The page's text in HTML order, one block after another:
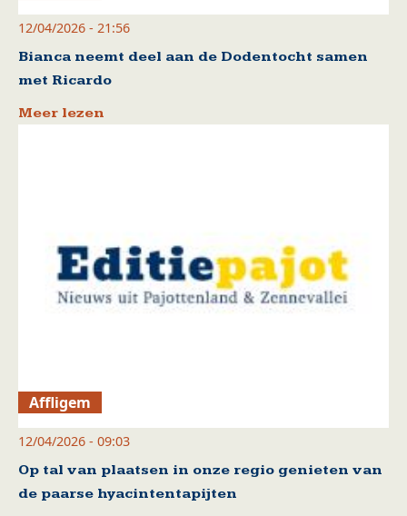
12/04/2026 - 21:56
Bianca neemt deel aan de Dodentocht samen
met Ricardo
Meer lezen
Affligem
12/04/2026 - 09:03
Op tal van plaatsen in onze regio genieten van
de paarse hyacintentapijten